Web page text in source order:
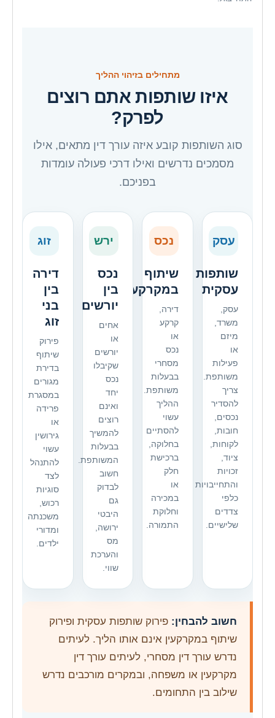
מתחילים בזיהוי ההליך
איזו שותפות אתם רוצים
לפרק?
סוג השותפות קובע איזה עורך דין מתאים, אילו
מסמכים נדרשים ואילו דרכי פעולה עומדות
בפניכם.
עסק
שותפות
עסקית
עסק,
משרד,
מיזם
או
פעילות
משותפת.
צריך
להסדיר
נכסים,
חובות,
לקוחות,
ציוד,
זכויות
והתחייבויות
כלפי
צדדים
שלישיים.
נכס
שיתוף
במקרקעין
דירה,
קרקע
או
נכס
מסחרי
בבעלות
משותפת.
ההליך
עשוי
להסתיים
בחלוקה,
ברכישת
חלק
או
במכירה
וחלוקת
התמורה.
ירש
נכס
בין
יורשים
אחים
או
יורשים
שקיבלו
נכס
יחד
ואינם
רוצים
להמשיך
בבעלות
המשותפת.
חשוב
לבדוק
גם
היבטי
ירושה,
מס
והערכת
שווי.
זוג
דירה
בין
בני
זוג
פירוק
שיתוף
בדירת
מגורים
במסגרת
פרידה
או
גירושין
עשוי
להתנהל
לצד
סוגיות
רכוש,
משכנתה
ומדורי
ילדים.
חשוב להבחין: פירוק שותפות עסקית ופירוק
שיתוף במקרקעין אינם אותו הליך. לעיתים
נדרש עורך דין מסחרי, לעיתים עורך דין
מקרקעין או משפחה, ובמקרים מורכבים נדרש
שילוב בין התחומים.